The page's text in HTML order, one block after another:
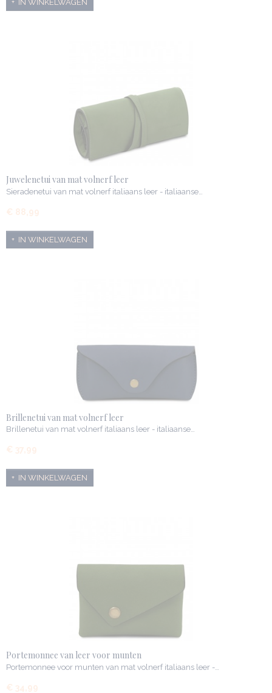
IN WINKELWAGEN
Juwelenetui van mat volnerf leer
Sieradenetui van mat volnerf italiaans leer - italiaanse…
€ 88,99
IN WINKELWAGEN
Brillenetui van mat volnerf leer
Brillenetui van mat volnerf italiaans leer - italiaanse…
€ 37,99
IN WINKELWAGEN
Portemonnee van leer voor munten
Portemonnee voor munten van mat volnerf italiaans leer -…
€ 34,99